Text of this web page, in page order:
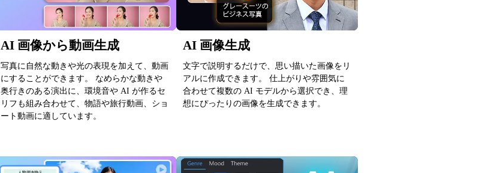
AI 画像から動画生成
写真に自然な動きや光の表現を加えて、動画
にすることができます。 なめらかな動きや
奥行きのある演出に、環境音や AI が作るセ
リフも組み合わせて、物語や旅行動画、ショ
ート動画に適しています。
AI 画像生成
文字で説明するだけで、思い描いた画像をリ
アルに作成できます。 仕上がりや雰囲気に
合わせて複数の AI モデルから選択でき、理
想にぴったりの画像を生成できます。